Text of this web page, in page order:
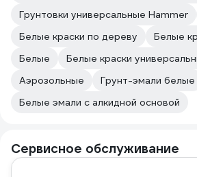
Грунтовки универсальные Hammer
Белые краски по дереву
Белые
Белые
Белые краски
Аэрозольные
Грунт-эмали белые
Белые эмали с алкидной основой
Сервисное обслуживание